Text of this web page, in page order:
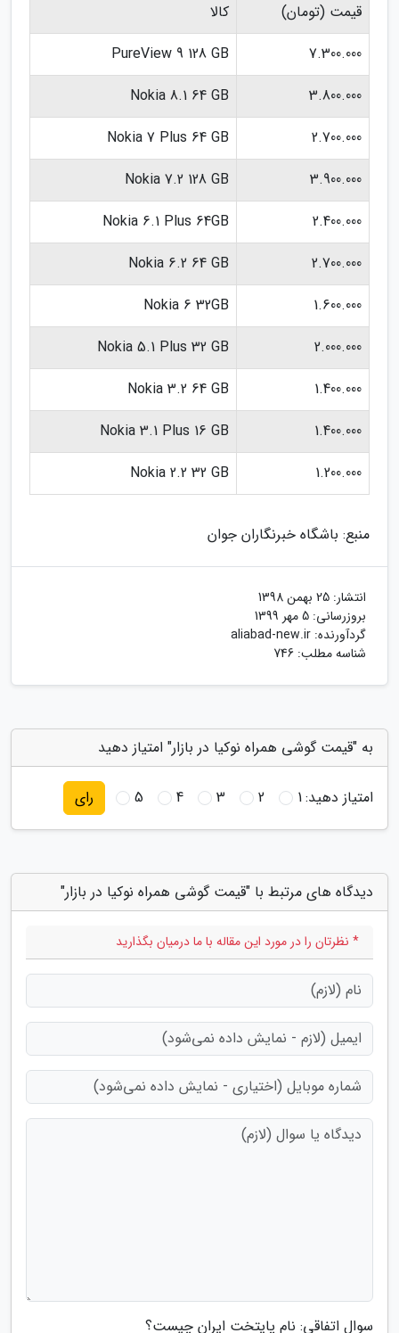
قیمت (تومان)
کالا
7.300.000
PureView 9 128 GB
3.800.000
Nokia 8.1 64 GB
2.700.000
Nokia 7 Plus 64 GB
3.900.000
Nokia 7.2 128 GB
2.400.000
Nokia 6.1 Plus 64GB
2.700.000
Nokia 6.2 64 GB
1.600.000
Nokia 6 32GB
2.000.000
Nokia 5.1 Plus 32 GB
1.400.000
Nokia 3.2 64 GB
1.400.000
Nokia 3.1 Plus 16 GB
1.200.000
Nokia 2.2 32 GB
منبع: باشگاه خبرنگاران جوان
انتشار: 25 بهمن 1398
بروزرسانی: 5 مهر 1399
گردآورنده: aliabad-new.ir
شناسه مطلب: 746
به "قیمت گوشی همراه نوکیا در بازار" امتیاز دهید
امتیاز دهید:1
2
3
4
5 رای
دیدگاه های مرتبط با "قیمت گوشی همراه نوکیا در بازار"
* نظرتان را در مورد این مقاله با ما درمیان بگذارید
سوال اتفاقی: نام پایتخت ایران چیست؟